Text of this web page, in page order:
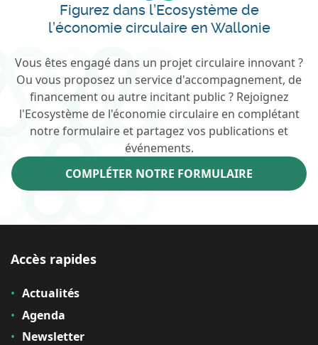
Figurez dans l’Ecosystème de
l’économie circulaire en Wallonie
Vous êtes engagé dans un projet circulaire innovant ?
Ou vous proposez un service d'accompagnement, de
financement ou autre incitant public ? Rejoignez
l'Ecosystème de l'économie circulaire en complétant
notre formulaire et partagez vos publications et
événements.
COMPLÉTER NOTRE FORMULAIRE
Accès rapides
Actualités
Agenda
Newsletter